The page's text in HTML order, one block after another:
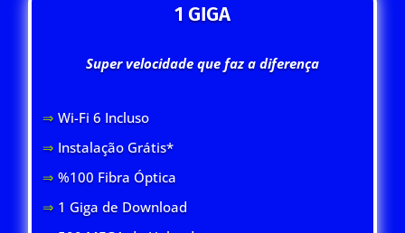
1 GIGA
Super velocidade que faz a diferença
⇒ Wi-Fi 6 Incluso
⇒ Instalação Grátis*
⇒ %100 Fibra Óptica
⇒ 1 Giga de Download